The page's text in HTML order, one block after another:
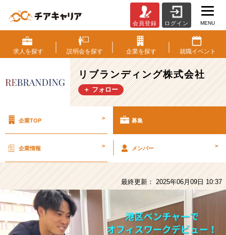
ブ
ラ
ン
デ
ィ
ン
会
採
人
港
区
会員登録 ログイン MENU
求人を探す 説明会を探す 企業を探す 就職イベント
リブランディング株式会社
＋ フォロー
企業TOP > 募集
企業情報 > メンバー >
最終更新： 2025年06月09日 10:37